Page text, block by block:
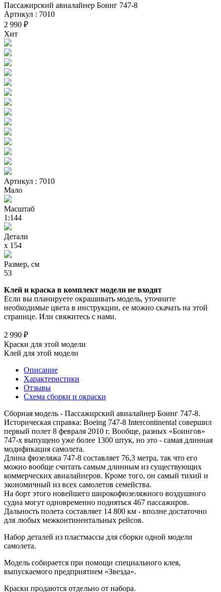
Пассажирский авиалайнер Боинг 747-8
Артикул : 7010
2 990 ₽
Хит
Артикул : 7010
Мало
Масштаб
1:144
Детали
х 154
Размер, см
53
Клей и краска в комплект модели не входят
Если вы планируете окрашивать модель, уточните
необходимые цвета в инструкции, ее можно скачать на этой
странице. Или свяжитесь с нами.
2 990 ₽
Краски для этой модели
Клей для этой модели
Описание
Характеристики
Отзывы
Схема сборки и окраски
Сборная модель - Пассажирский авиалайнер Боинг 747-8.
Историческая справка: Boeing 747-8 Intercontinental совершил
первый полет 8 февраля 2010 г. Вообще, разных «Боингов»
747-х выпущено уже более 1300 штук, но это - самая длинная
модификация самолета.
Длина фюзеляжа 747-8 составляет 76,3 метра, так что его
можно вообще считать самым длинным из существующих
коммерческих авиалайнеров. Кроме того, он самый тихий и
экономичный из всех самолетов семейства.
На борт этого новейшего широкофюзеляжного воздушного
судна могут одновременно подняться 467 пассажиров.
Дальность полета составляет 14 800 км - вполне достаточно
для любых межконтинентальных рейсов.
Набор деталей из пластмассы для сборки одной модели
самолета.
Модель собирается при помощи специального клея,
выпускаемого предприятием «Звезда».
Краски продаются отдельно от набора.